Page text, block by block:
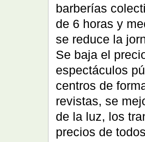
barberías
de 6 horas y
se reduce la
Se baja el
espectáculos
centros de
revistas, se
de la luz, los
precios de